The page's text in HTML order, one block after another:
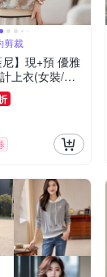
剪裁
尼】現+預 優雅
上衣(女裝/女
搭/長袖)